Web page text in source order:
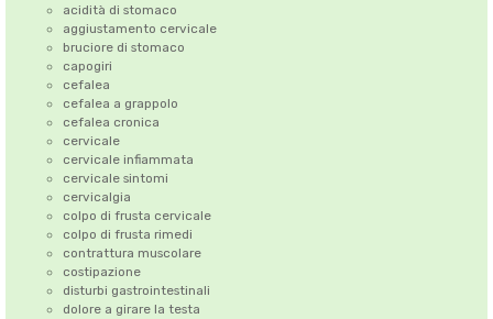
acidità di stomaco
aggiustamento cervicale
bruciore di stomaco
capogiri
cefalea
cefalea a grappolo
cefalea cronica
cervicale
cervicale infiammata
cervicale sintomi
cervicalgia
colpo di frusta cervicale
colpo di frusta rimedi
contrattura muscolare
costipazione
disturbi gastrointestinali
dolore a girare la testa